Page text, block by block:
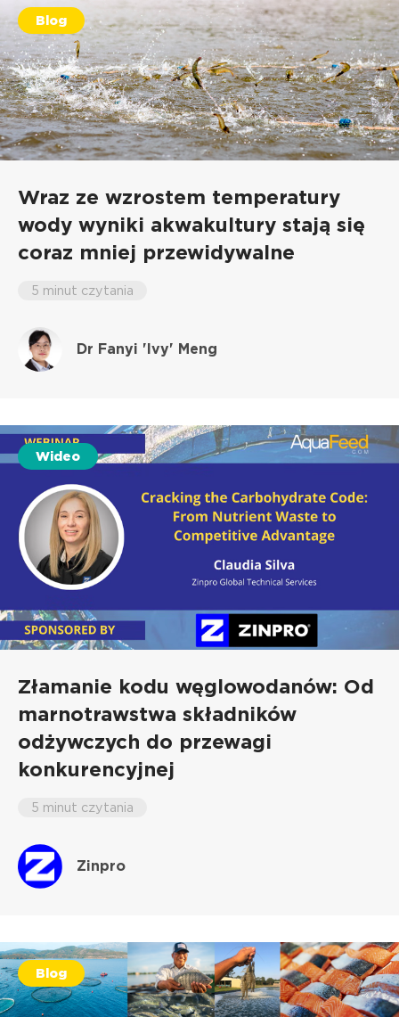
Blog
Wraz ze wzrostem temperatury
wody wyniki akwakultury stają się
coraz mniej przewidywalne
5 minut czytania
Dr Fanyi 'Ivy' Meng
Wideo
Złamanie kodu węglowodanów: Od
marnotrawstwa składników
odżywczych do przewagi
konkurencyjnej
5 minut czytania
Zinpro
Blog